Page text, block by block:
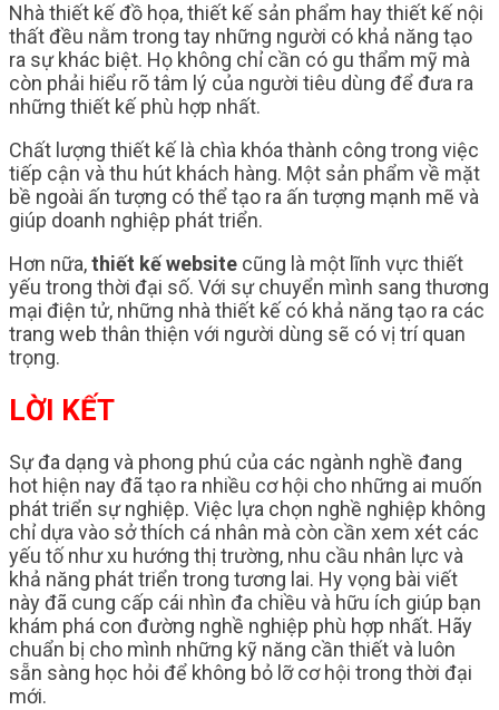
Nhà thiết kế đồ họa, thiết kế sản phẩm hay thiết kế nội
thất đều nằm trong tay những người có khả năng tạo
ra sự khác biệt. Họ không chỉ cần có gu thẩm mỹ mà
còn phải hiểu rõ tâm lý của người tiêu dùng để đưa ra
những thiết kế phù hợp nhất.
Chất lượng thiết kế là chìa khóa thành công trong việc
tiếp cận và thu hút khách hàng. Một sản phẩm về mặt
bề ngoài ấn tượng có thể tạo ra ấn tượng mạnh mẽ và
giúp doanh nghiệp phát triển.
Hơn nữa,thiết kế website cũng là một lĩnh vực thiết
yếu trong thời đại số. Với sự chuyển mình sang thương
mại điện tử, những nhà thiết kế có khả năng tạo ra các
trang web thân thiện với người dùng sẽ có vị trí quan
trọng.
LỜI KẾT
Sự đa dạng và phong phú của các ngành nghề đang
hot hiện nay đã tạo ra nhiều cơ hội cho những ai muốn
phát triển sự nghiệp. Việc lựa chọn nghề nghiệp không
chỉ dựa vào sở thích cá nhân mà còn cần xem xét các
yếu tố như xu hướng thị trường, nhu cầu nhân lực và
khả năng phát triển trong tương lai. Hy vọng bài viết
này đã cung cấp cái nhìn đa chiều và hữu ích giúp bạn
khám phá con đường nghề nghiệp phù hợp nhất. Hãy
chuẩn bị cho mình những kỹ năng cần thiết và luôn
sẵn sàng học hỏi để không bỏ lỡ cơ hội trong thời đại
mới.